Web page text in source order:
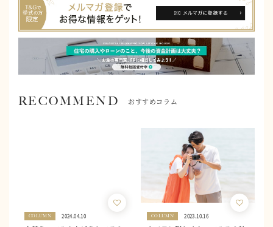
RECOMMEND おすすめコラム
COLUMN 2024.04.10 COLUMN 2023.10.16